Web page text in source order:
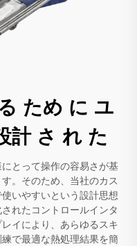
ため に ユ
計 さ れ た
とって操作の容易さが基
。そのため、当社のカス
いやすいという設計思想
れたコントロールインタ
イにより、あらゆるスキ
で最適な熱処理結果を簡